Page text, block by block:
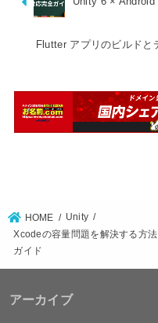
Flutter アプリのビルドと
HOME
Unity
Xcodeの容量問題を解決する方
ガイド
アーカイブ